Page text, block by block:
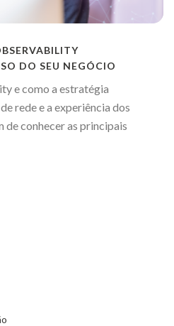
DO SEU NEGÓCIO
e como a estratégia
rede e a experiência dos
de conhecer as principais